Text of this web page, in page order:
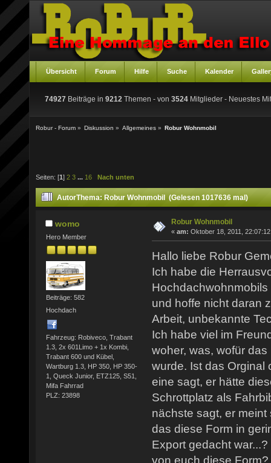
Übersicht Forum Hilfe Suche Kalender
74927 Beiträge in 9212 Themen - von 3524 Mitglieder - Neuestes
Robur - Forum » Diskussion » Allgemeines » Robur Wohnmobil
Seiten: [1 ] 2 3 ... 16 Nach unten
AutorThema: Robur Wohnmobil (Gelesen 1017636 mal)
womo
Hero Member
Beiträge: 582
Hochdach
Fahrzeug: Robiveco, Trabant
1.3, 2x 601Limo + 1x Kombi,
Trabant 600 und Kübel,
Wartburg 1.3, HP 350, HP 350-
1, Queck Junior, ETZ125, S51,
Mifa Fahrrad
PLZ: 23898
Robur Wohnmobil
« am: Oktober 18, 2011,
Hallo liebe Robur
Ich habe die
und hoffe nicht daran
Arbeit, unbekannte
Ich habe viel im
woher, was, wofür
wurde. Ist das Orginal
eine sagt, er hätte
Schrottplatz als
nächste sagt, er
das diese Form in
Export gedacht
von euch diese